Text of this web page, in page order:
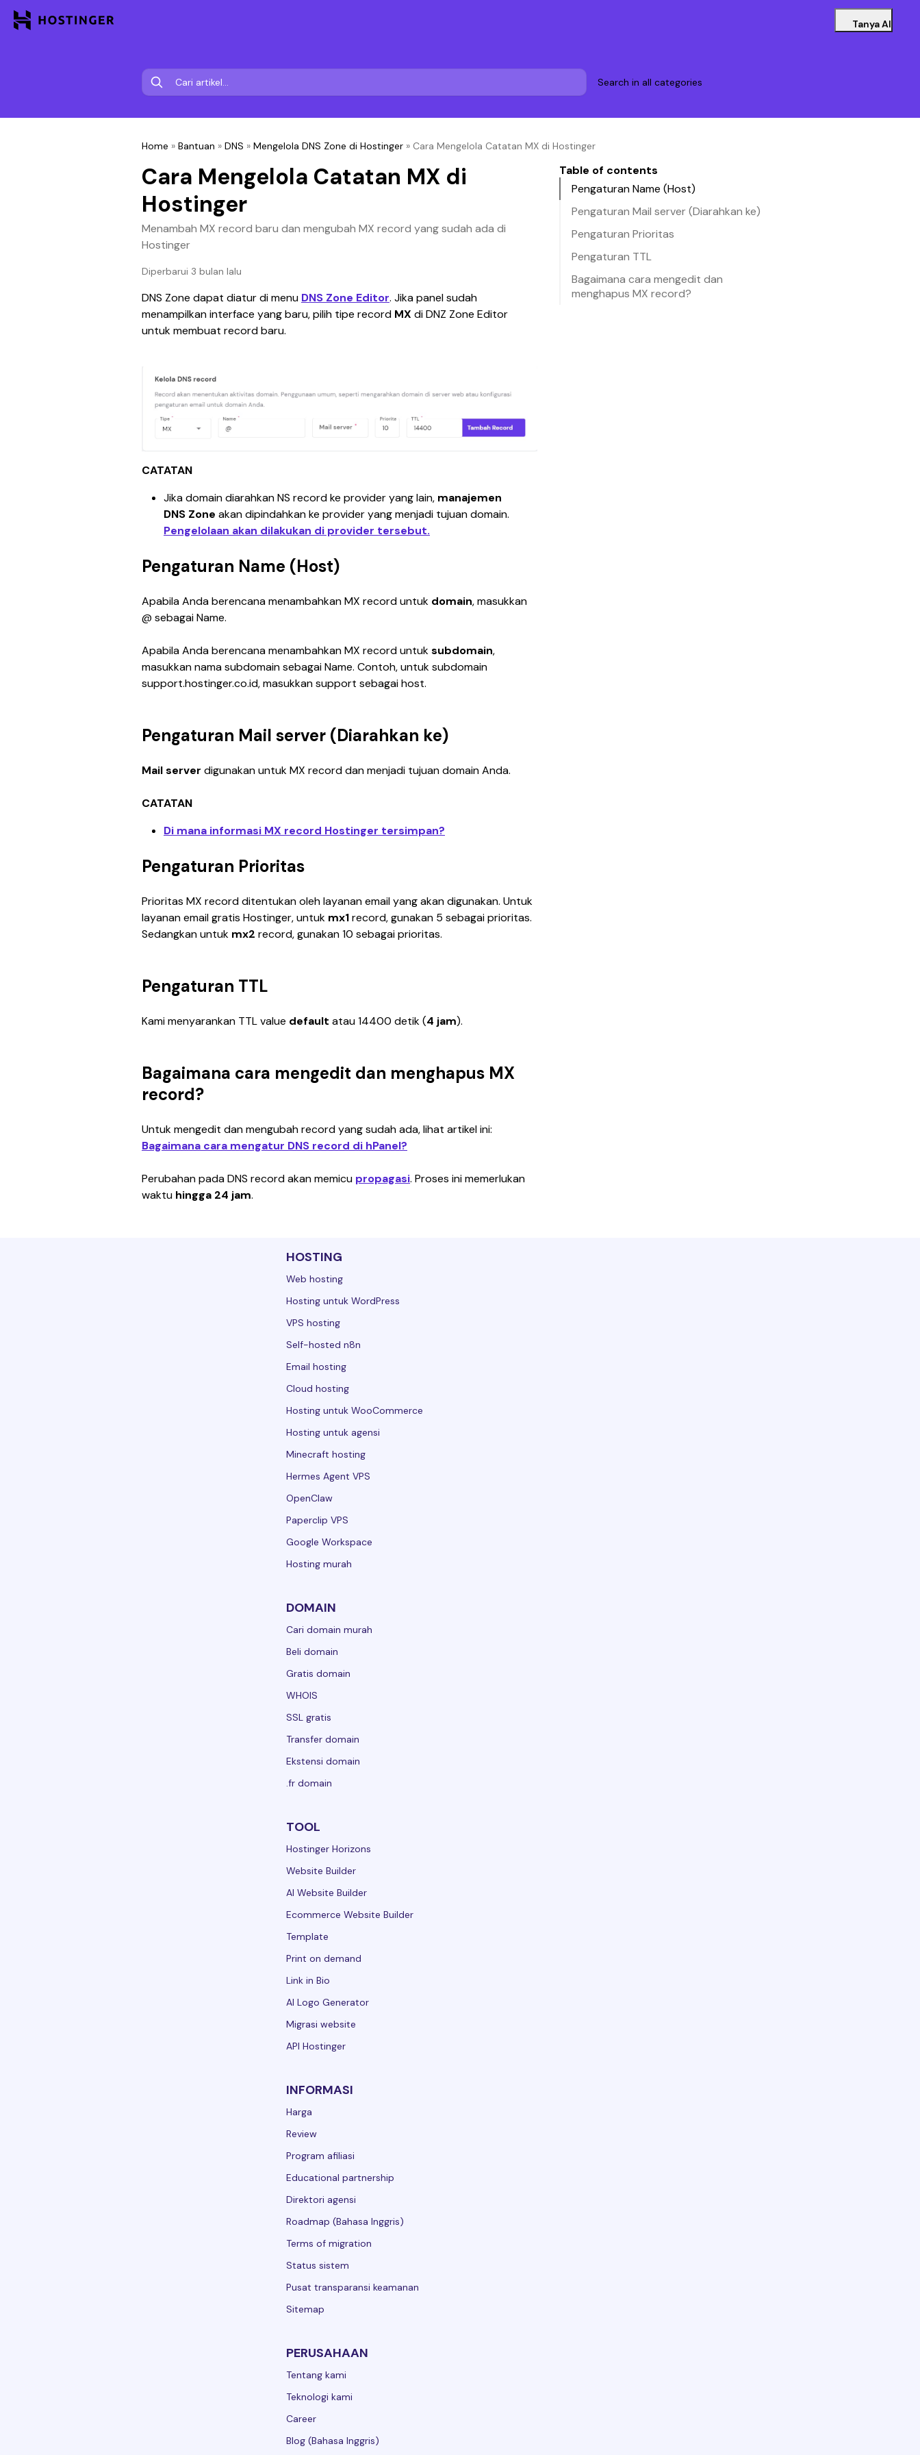
Tanya AI
Search in all categories
Home » Bantuan » DNS » Mengelola DNS Zone di Hostinger » Cara Mengelola Catatan MX di Hostinger
Cara Mengelola Catatan MX di
Hostinger
Menambah MX record baru dan mengubah MX record yang sudah ada di
Hostinger
Diperbarui 3 bulan lalu
DNS Zone dapat diatur di menu DNS Zone Editor. Jika panel sudah
menampilkan interface yang baru, pilih tipe record MX di DNZ Zone Editor
untuk membuat record baru.
CATATAN
Jika domain diarahkan NS record ke provider yang lain, manajemen
DNS Zone akan dipindahkan ke provider yang menjadi tujuan domain.
Pengelolaan akan dilakukan di provider tersebut.
Pengaturan Name (Host)
Apabila Anda berencana menambahkan MX record untuk domain, masukkan
@ sebagai Name.
Apabila Anda berencana menambahkan MX record untuk subdomain,
masukkan nama subdomain sebagai Name. Contoh, untuk subdomain
support.hostinger.co.id, masukkan support sebagai host.
Pengaturan Mail server (Diarahkan ke)
Mail server digunakan untuk MX record dan menjadi tujuan domain Anda.
CATATAN
Di mana informasi MX record Hostinger tersimpan?
Pengaturan Prioritas
Prioritas MX record ditentukan oleh layanan email yang akan digunakan. Untuk
layanan email gratis Hostinger, untuk mx1 record, gunakan 5 sebagai prioritas.
Sedangkan untuk mx2 record, gunakan 10 sebagai prioritas.
Pengaturan TTL
Kami menyarankan TTL value default atau 14400 detik (4 jam).
Bagaimana cara mengedit dan menghapus MX
record?
Untuk mengedit dan mengubah record yang sudah ada, lihat artikel ini:
Bagaimana cara mengatur DNS record di hPanel?
Perubahan pada DNS record akan memicu propagasi. Proses ini memerlukan
waktu hingga 24 jam.
Table of contents
Pengaturan Name (Host)
Pengaturan Mail server (Diarahkan ke)
Pengaturan Prioritas
Pengaturan TTL
Bagaimana cara mengedit dan
menghapus MX record?
HOSTING
Web hosting
Hosting untuk WordPress
VPS hosting
Self-hosted n8n
Email hosting
Cloud hosting
Hosting untuk WooCommerce
Hosting untuk agensi
Minecraft hosting
Hermes Agent VPS
OpenClaw
Paperclip VPS
Google Workspace
Hosting murah
DOMAIN
Cari domain murah
Beli domain
Gratis domain
WHOIS
SSL gratis
Transfer domain
Ekstensi domain
.fr domain
TOOL
Hostinger Horizons
Website Builder
AI Website Builder
Ecommerce Website Builder
Template
Print on demand
Link in Bio
AI Logo Generator
Migrasi website
API Hostinger
INFORMASI
Harga
Review
Program afiliasi
Educational partnership
Direktori agensi
Roadmap (Bahasa Inggris)
Terms of migration
Status sistem
Pusat transparansi keamanan
Sitemap
PERUSAHAAN
Tentang kami
Teknologi kami
Career
Blog (Bahasa Inggris)